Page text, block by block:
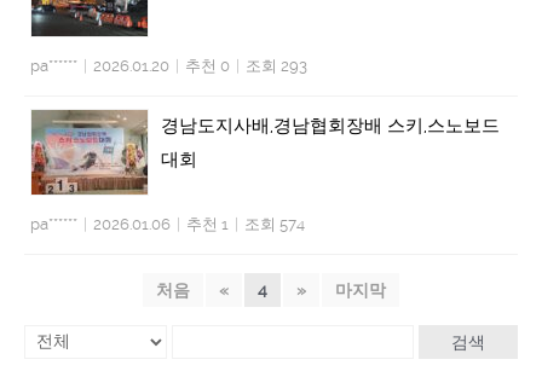
pa****** 2026.01.20 추천 0 조회 293
경남도지사배,경남협회장배 스키,스노보드
대회
pa****** 2026.01.06 추천 1 조회 574
처음 « 4 » 마지막
검색